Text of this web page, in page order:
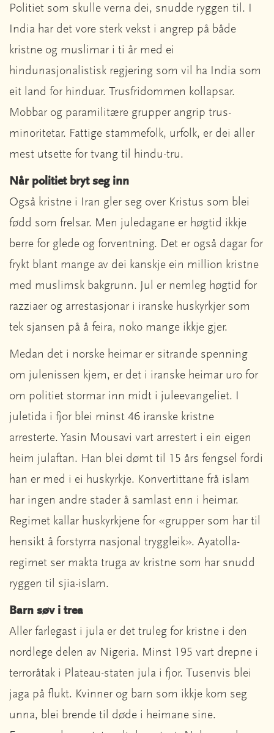
Politiet som skulle verna dei, snudde ryggen til. I
India har det vore sterk vekst i angrep på både
kristne og muslimar i ti år med ei
hindunasjonalistisk regjering som vil ha India som
eit land for hinduar. Trusfridommen kollapsar.
Mobbar og paramilitære grupper angrip trus-
minoritetar. Fattige stammefolk, urfolk, er dei aller
mest utsette for tvang til hindu-tru.
Når politiet bryt seg inn
Også kristne i Iran gler seg over Kristus som blei
fødd som frelsar. Men juledagane er høgtid ikkje
berre for glede og forventning. Det er også dagar for
frykt blant mange av dei kanskje ein million kristne
med muslimsk bakgrunn. Jul er nemleg høgtid for
razziaer og arrestasjonar i iranske huskyrkjer som
tek sjansen på å feira, noko mange ikkje gjer.
Medan det i norske heimar er sitrande spenning
om julenissen kjem, er det i iranske heimar uro for
om politiet stormar inn midt i juleevangeliet. I
juletida i fjor blei minst 46 iranske kristne
arresterte. Yasin Mousavi vart arrestert i ein eigen
heim julaftan. Han blei dømt til 15 års fengsel fordi
han er med i ei huskyrkje. Konvertittane frå islam
har ingen andre stader å samlast enn i heimar.
Regimet kallar huskyrkjene for «grupper som har til
hensikt å forstyrra nasjonal tryggleik». Ayatolla-
regimet ser makta truga av kristne som har snudd
ryggen til sjia-islam.
Barn søv i trea
Aller farlegast i jula er det truleg for kristne i den
nordlege delen av Nigeria. Minst 195 vart drepne i
terroråtak i Plateau-staten jula i fjor. Tusenvis blei
jaga på flukt. Kvinner og barn som ikkje kom seg
unna, blei brende til døde i heimane sine.